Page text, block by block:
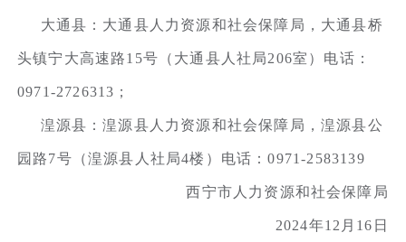
大通县：大通县人力资源和社会保障局，大通县桥
头镇宁大高速路15号（大通县人社局206室）电话：
0971-2726313；
湟源县：湟源县人力资源和社会保障局，湟源县公
园路7号（湟源县人社局4楼）电话：0971-2583139
西宁市人力资源和社会保障局
2024年12月16日